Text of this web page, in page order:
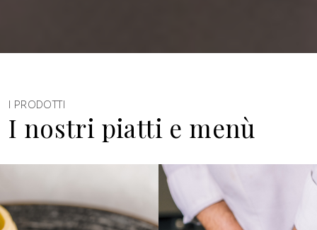
I PRODOTTI
I nostri piatti e menù